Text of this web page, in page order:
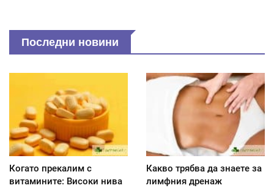
Последни новини
Когато прекалим с
витамините: Високи нива
Какво трябва да знаете за
лимфния дренаж